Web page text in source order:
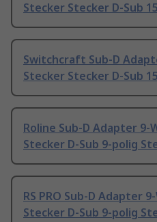
Stecker Stecker D-Sub
Switchcraft Sub-D
Stecker Stecker D-Sub
Roline Sub-D Adapter 9-
Stecker D-Sub 9-polig
RS PRO Sub-D Adapter
Stecker D-Sub 9-polig